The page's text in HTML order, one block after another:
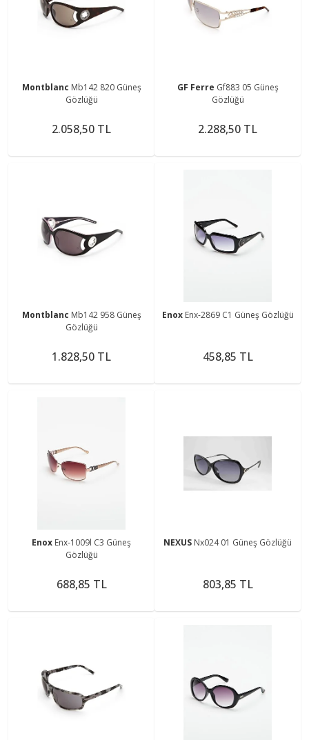
Montblanc Mb142 820 Güneş
Gözlüğü
2.058,50 TL
GF Ferre Gf883 05 Güneş
Gözlüğü
2.288,50 TL
Montblanc Mb142 958 Güneş
Gözlüğü
1.828,50 TL
Enox Enx-2869 C1 Güneş Gözlüğü
458,85 TL
Enox Enx-1009l C3 Güneş
Gözlüğü
688,85 TL
NEXUS Nx024 01 Güneş Gözlüğü
803,85 TL